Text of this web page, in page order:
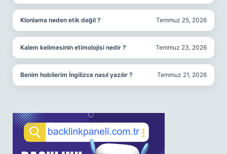
Klonlama neden etik değil ? Temmuz 25, 2026
Kalem kelimesinin etimolojisi nedir ? Temmuz 23, 2026
Benim hobilerim İngilizce nasıl yazılır ? Temmuz 21, 2026